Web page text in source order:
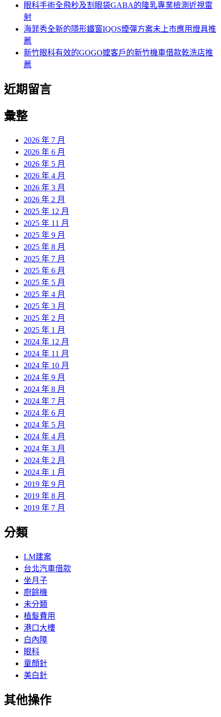
眼科手術全飛秒及割眼袋GABA的隆乳專業檢測近視雷
射
海菲秀全新的隱形鐵窗IQOS煙彈方案未上市應用燈具推
薦
新竹眼科有效的GOGO嬤客戶的新竹機車借款乾洗店推
薦
近期留言
彙整
2026 年 7 月
2026 年 6 月
2026 年 5 月
2026 年 4 月
2026 年 3 月
2026 年 2 月
2025 年 12 月
2025 年 11 月
2025 年 9 月
2025 年 8 月
2025 年 7 月
2025 年 6 月
2025 年 5 月
2025 年 4 月
2025 年 3 月
2025 年 2 月
2025 年 1 月
2024 年 12 月
2024 年 11 月
2024 年 10 月
2024 年 9 月
2024 年 8 月
2024 年 7 月
2024 年 6 月
2024 年 5 月
2024 年 4 月
2024 年 3 月
2024 年 2 月
2024 年 1 月
2019 年 9 月
2019 年 8 月
2019 年 7 月
分類
LM建案
台北汽車借款
坐月子
廚餘機
未分類
植髮費用
港口大樓
白內障
眼科
童顏針
美白針
其他操作